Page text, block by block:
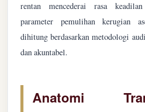
rentan mencederai rasa
parameter pemulihan kerugian
dihitung berdasarkan metodologi
dan akuntabel.
Anatomi